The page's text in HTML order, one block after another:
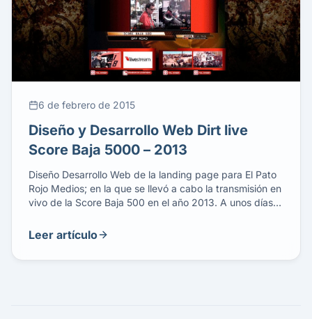
6 de febrero de 2015
Diseño y Desarrollo Web Dirt live
Score Baja 5000 – 2013
Diseño Desarrollo Web de la landing page para El Pato
Rojo Medios; en la que se llevó a cabo la transmisión en
vivo de la Score Baja 500 en el año 2013. A unos días a
página web, cuya maquetación fue llevada a cabo […]
Leer artículo